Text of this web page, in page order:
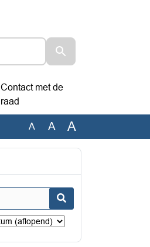
Contact met de
raad
A A A